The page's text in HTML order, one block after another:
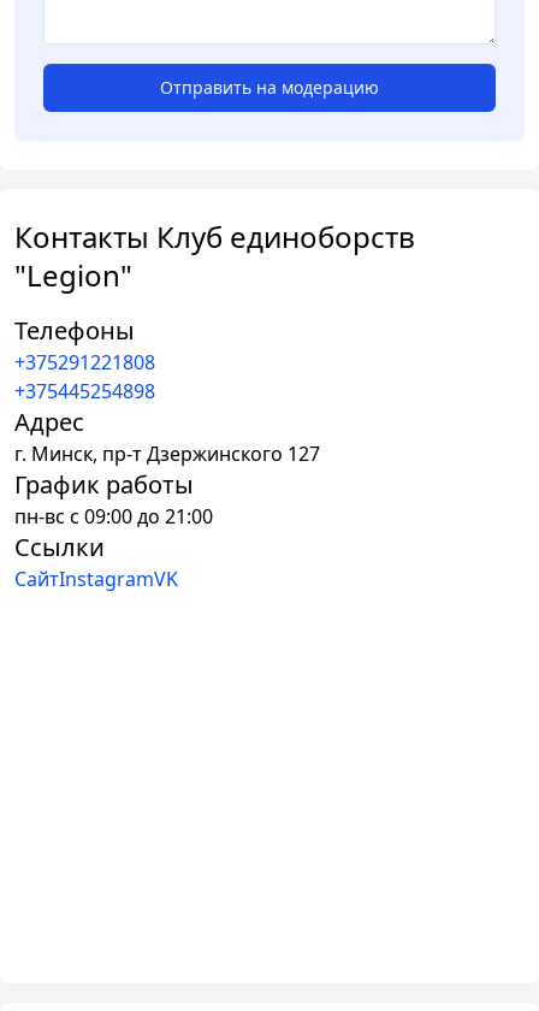
Отправить на модерацию
Контакты Клуб единоборств
"Legion"
Телефоны
+375291221808
+375445254898
Адрес
г. Минск, пр-т Дзержинского 127
График работы
пн-вс с 09:00 до 21:00
Ссылки
СайтInstagramVK